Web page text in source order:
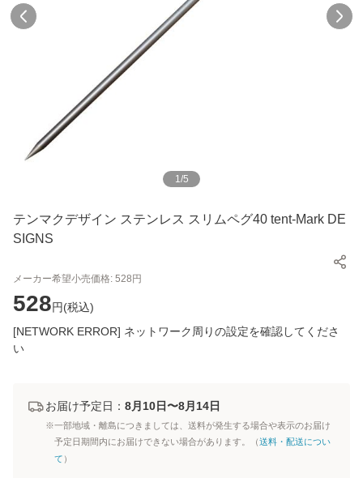
1/5
テンマクデザイン ステンレス スリムペグ40 tent-Mark DE
SIGNS
メーカー希望小売価格: 528 円
528円(税込)
[NETWORK ERROR] ネットワーク周りの設定を確認してくださ
い
お届け予定日： 8月10日〜8月14日
※一部地域・離島につきましては、送料が発生する場合や表示のお届け
予定日期間内にお届けできない場合があります。（送料・配送につい
て ）